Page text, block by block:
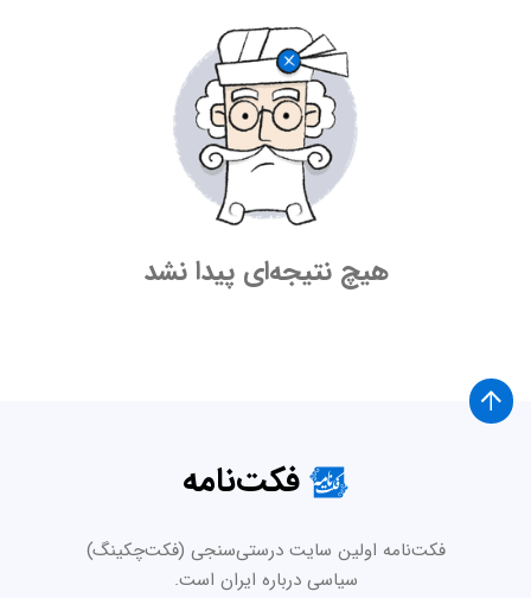
هیچ نتیجه‌ای پیدا نشد
فکت‌نامه
فکت‌نامه اولین سایت درستی‌سنجی (فکت‌چکینگ)
سیاسی درباره ایران است.